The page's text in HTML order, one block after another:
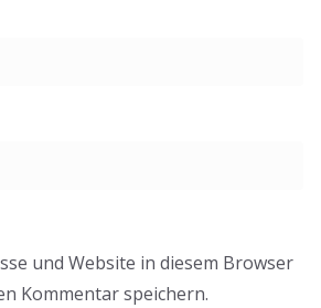
und Website in diesem Browser
Kommentar speichern.